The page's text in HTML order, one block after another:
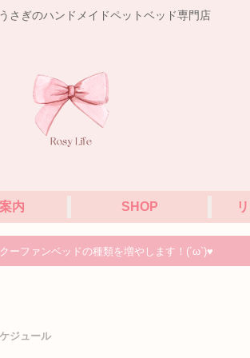
さぎのハンドメイドペットベッド専門店
内 SHOP
クーファンベッドの種類を増やします！(´ω`)♥
ジュール